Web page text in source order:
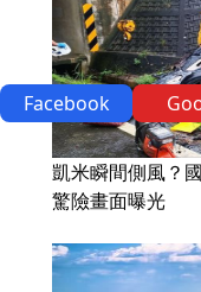
凱米瞬間側風？
驚險畫面曝光
Facebook